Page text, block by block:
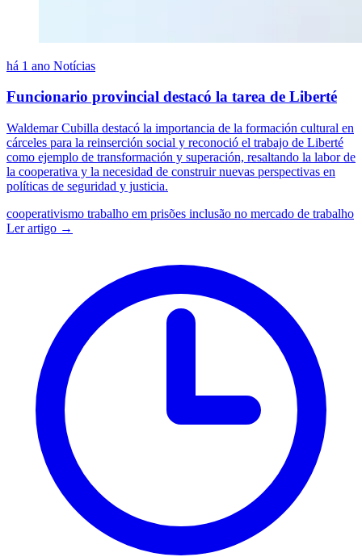
há 1 ano Notícias
Funcionario provincial destacó la tarea de Liberté
Waldemar Cubilla destacó la importancia de la formación cultural en
cárceles para la reinserción social y reconoció el trabajo de Liberté
como ejemplo de transformación y superación, resaltando la labor de
la cooperativa y la necesidad de construir nuevas perspectivas en
políticas de seguridad y justicia.
cooperativismo trabalho em prisões inclusão no mercado de trabalho
Ler artigo →